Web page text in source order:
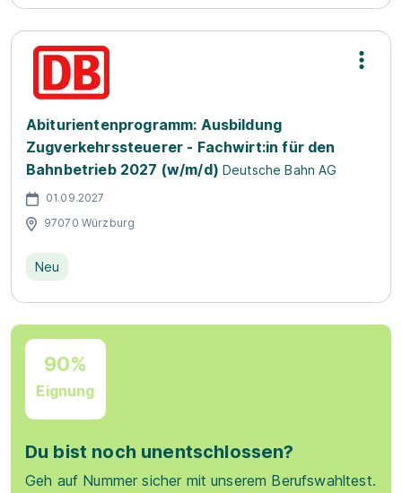
Abiturientenprogramm: Ausbildung
Zugverkehrssteuerer - Fachwirt:in für den
Bahnbetrieb 2027 (w/m/d) Deutsche Bahn AG
01.09.2027
97070 Würzburg
Neu
90%
Eignung
Du bist noch unentschlossen?
Geh auf Nummer sicher mit unserem Berufswahltest.